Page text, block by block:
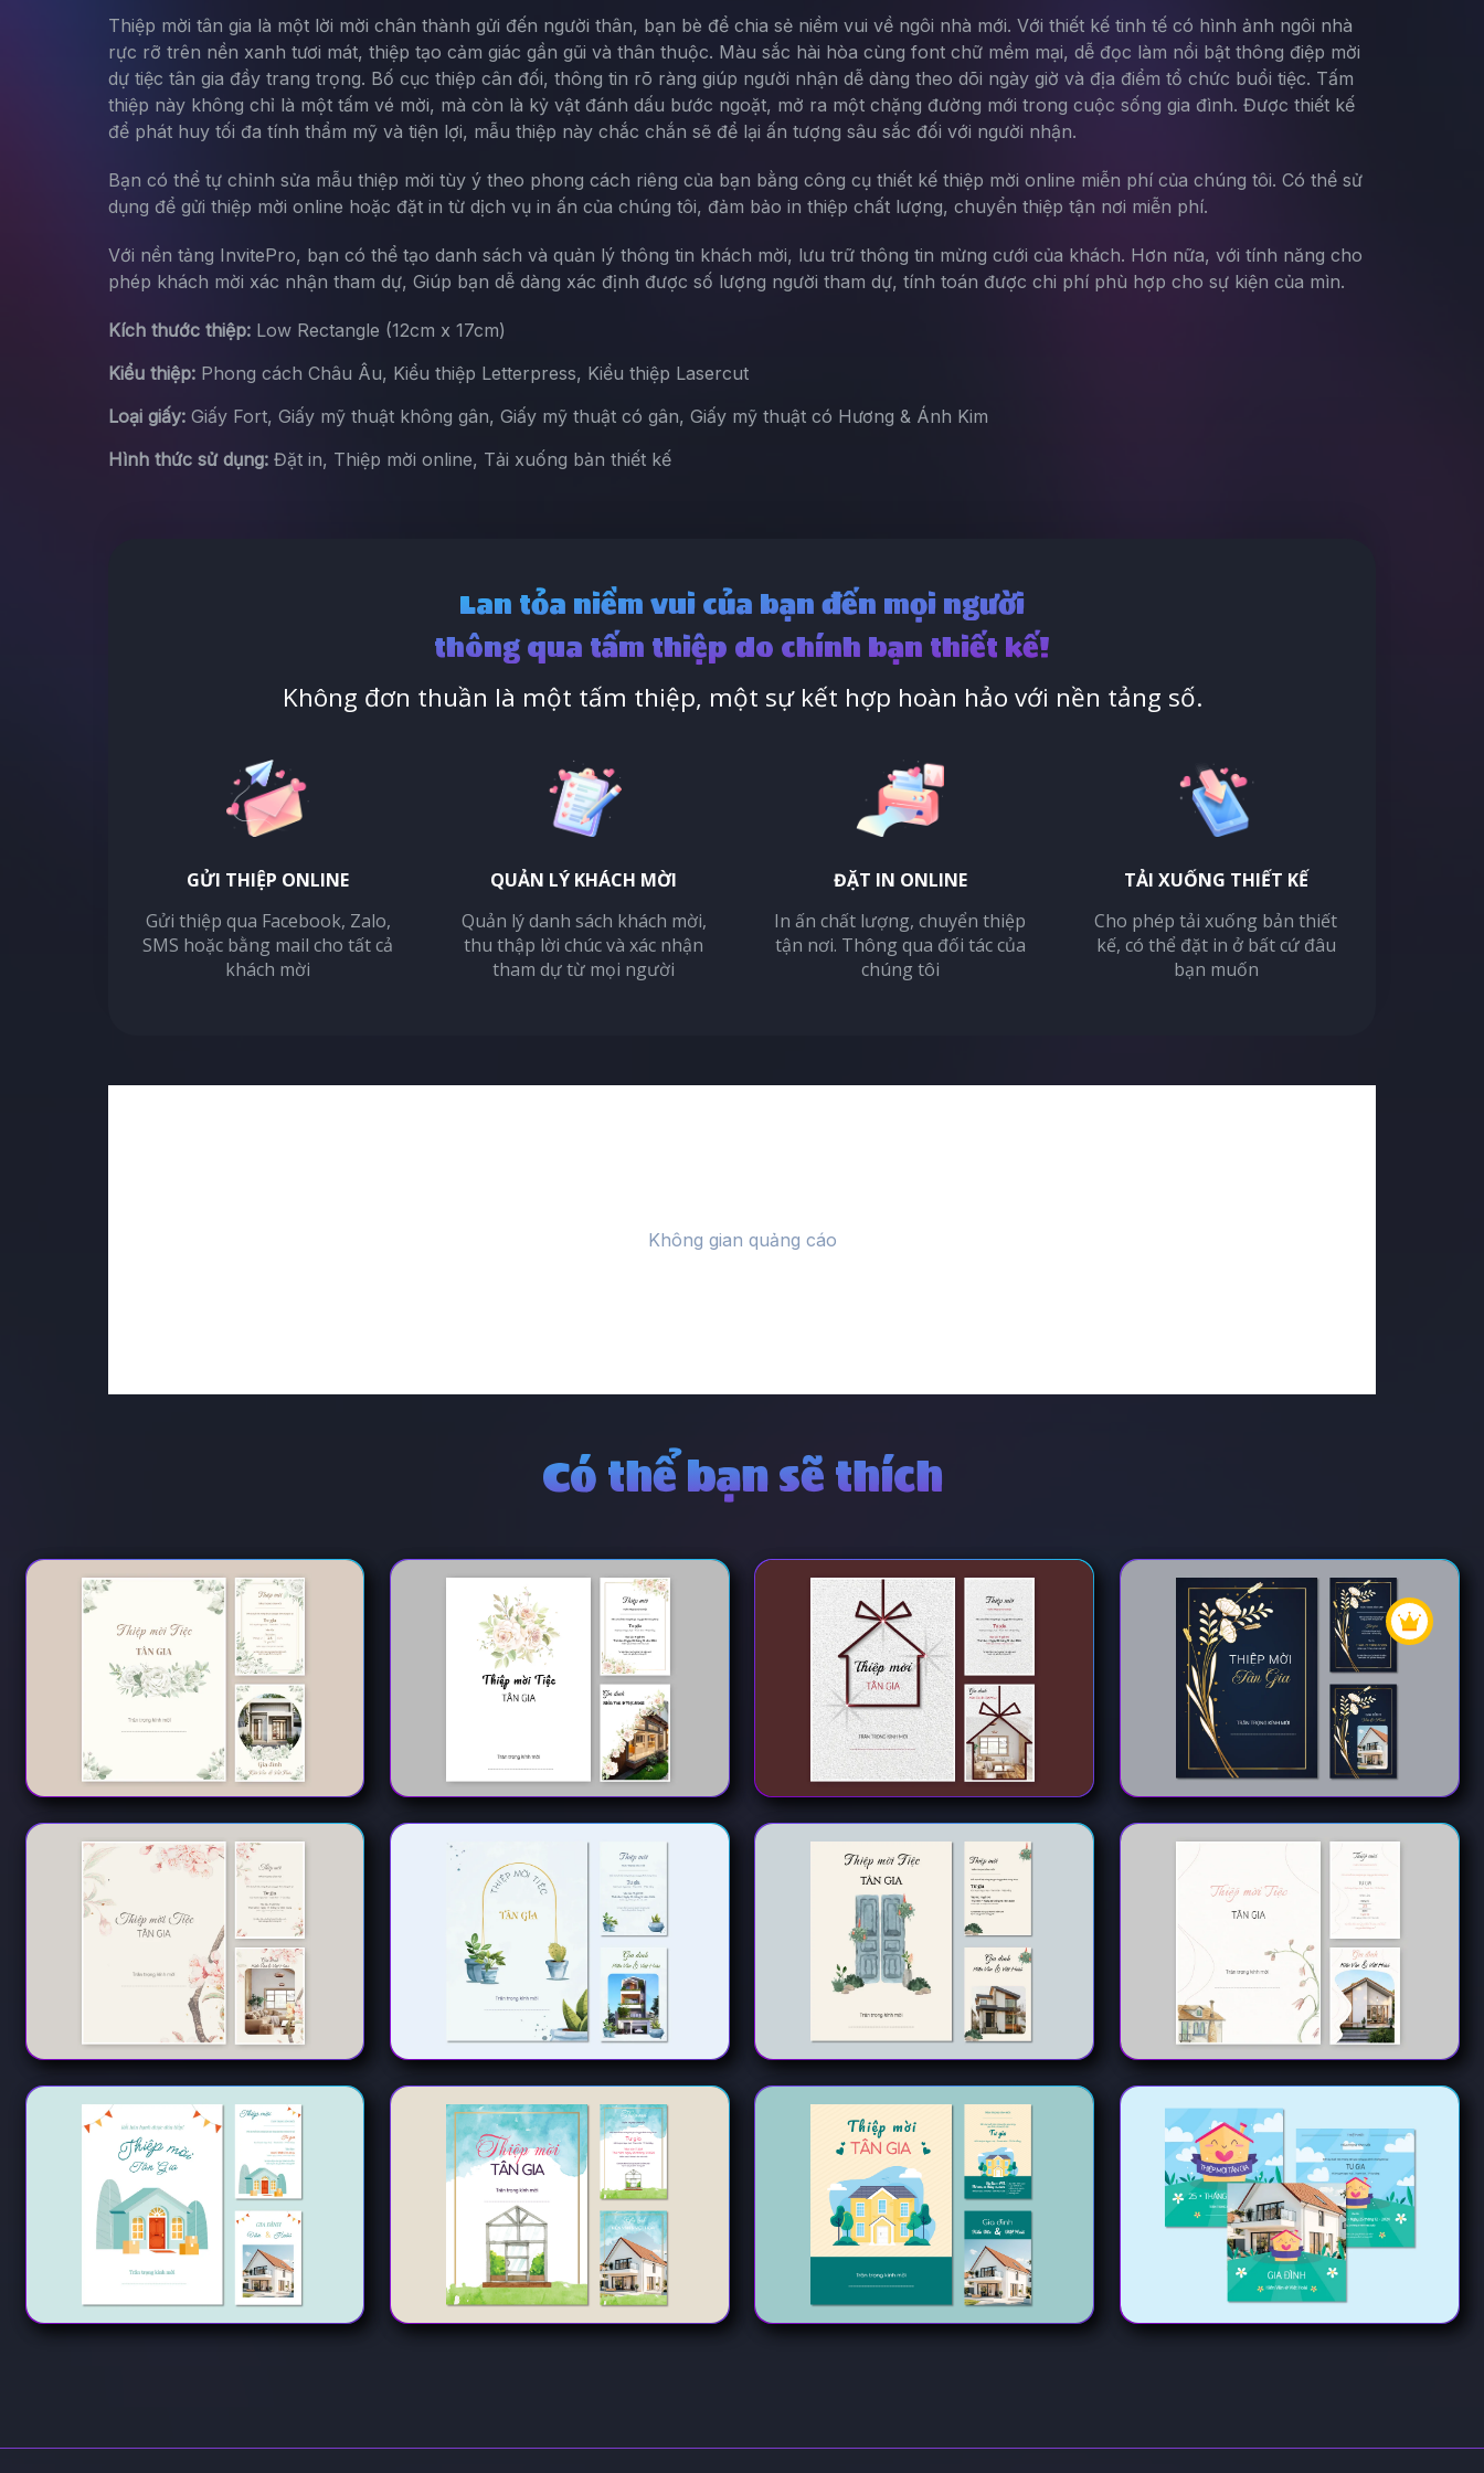
Thiệp mời tân gia là một lời mời chân thành gửi đến người thân, bạn bè để chia sẻ niềm vui về ngôi nhà mới. Với thiết kế tinh tế có hình ảnh ngôi nhà
rực rỡ trên nền xanh tươi mát, thiệp tạo cảm giác gần gũi và thân thuộc. Màu sắc hài hòa cùng font chữ mềm mại, dễ đọc làm nổi bật thông điệp mời
dự tiệc tân gia đầy trang trọng. Bố cục thiệp cân đối, thông tin rõ ràng giúp người nhận dễ dàng theo dõi ngày giờ và địa điểm tổ chức buổi tiệc. Tấm
thiệp này không chỉ là một tấm vé mời, mà còn là kỷ vật đánh dấu bước ngoặt, mở ra một chặng đường mới trong cuộc sống gia đình. Được thiết kế
để phát huy tối đa tính thẩm mỹ và tiện lợi, mẫu thiệp này chắc chắn sẽ để lại ấn tượng sâu sắc đối với người nhận.
Bạn có thể tự chỉnh sửa mẫu thiệp mời tùy ý theo phong cách riêng của bạn bằng công cụ thiết kế thiệp mời online miễn phí của chúng tôi. Có thể sử
dụng để gửi thiệp mời online hoặc đặt in từ dịch vụ in ấn của chúng tôi, đảm bảo in thiệp chất lượng, chuyển thiệp tận nơi miễn phí.
Với nền tảng InvitePro, bạn có thể tạo danh sách và quản lý thông tin khách mời, lưu trữ thông tin mừng cưới của khách. Hơn nữa, với tính năng cho
phép khách mời xác nhận tham dự, Giúp bạn dễ dàng xác định được số lượng người tham dự, tính toán được chi phí phù hợp cho sự kiện của mìn.
Kích thước thiệp: Low Rectangle (12cm x 17cm)
Kiểu thiệp: Phong cách Châu Âu, Kiểu thiệp Letterpress, Kiểu thiệp Lasercut
Loại giấy: Giấy Fort, Giấy mỹ thuật không gân, Giấy mỹ thuật có gân, Giấy mỹ thuật có Hương & Ánh Kim
Hình thức sử dụng: Đặt in, Thiệp mời online, Tải xuống bản thiết kế
Lan tỏa niềm vui của bạn đến mọi người
thông qua tấm thiệp do chính bạn thiết kế!
Không đơn thuần là một tấm thiệp, một sự kết hợp hoàn hảo với nền tảng số.
GỬI THIỆP ONLINE
Gửi thiệp qua Facebook, Zalo,
SMS hoặc bằng mail cho tất cả
khách mời
QUẢN LÝ KHÁCH MỜI
Quản lý danh sách khách mời,
thu thập lời chúc và xác nhận
tham dự từ mọi người
ĐẶT IN ONLINE
In ấn chất lượng, chuyển thiệp
tận nơi. Thông qua đối tác của
chúng tôi
TẢI XUỐNG THIẾT KẾ
Cho phép tải xuống bản thiết
kế, có thể đặt in ở bất cứ đâu
bạn muốn
Có thể bạn sẽ thích